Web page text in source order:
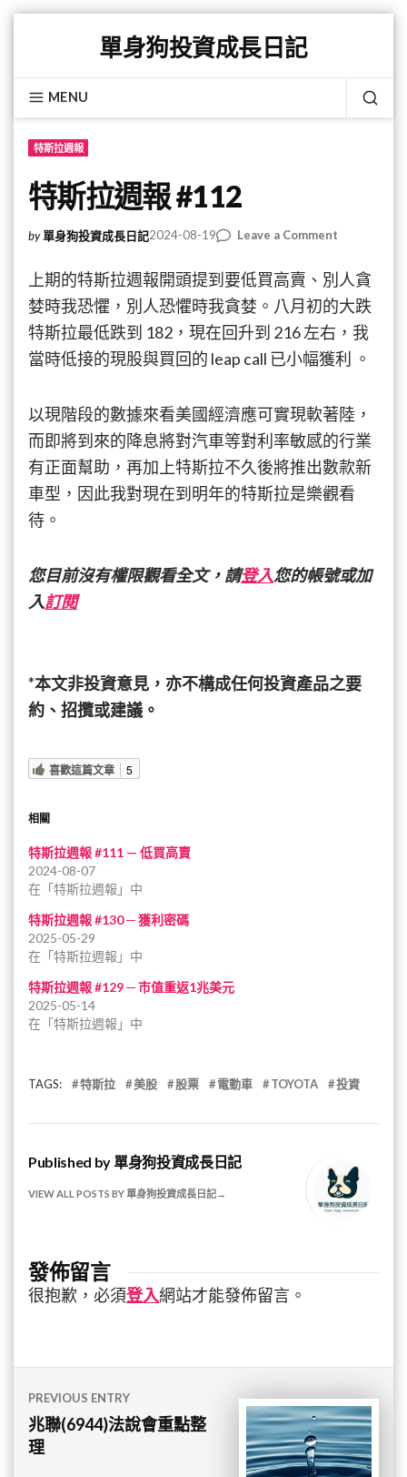
content
單身狗投資成長日記
MENU
特斯拉週報
特斯拉週報 #112
by 單身狗投資成長日記2024-08-19 Leave a Commenton
斯
拉
週
報
#112
上期的特斯拉週報開頭提到要低買高賣、別人貪
婪時我恐懼，別人恐懼時我貪婪。八月初的大跌
特斯拉最低跌到 182，現在回升到 216 左右，我
當時低接的現股與買回的 leap call 已小幅獲利 。
以現階段的數據來看美國經濟應可實現軟著陸，
而即將到來的降息將對汽車等對利率敏感的行業
有正面幫助，再加上特斯拉不久後將推出數款新
車型，因此我對現在到明年的特斯拉是樂觀看
待。
您目前沒有權限觀看全文，請登入您的帳號或加
入訂閱
*本文非投資意見，亦不構成任何投資產品之要
約、招攬或建議。
喜歡這篇文章 5
相關
特斯拉週報 #111 — 低買高賣
2024-08-07
在「特斯拉週報」中
特斯拉週報 #130 ─ 獲利密碼
2025-05-29
在「特斯拉週報」中
特斯拉週報 #129 ─ 市值重返1兆美元
2025-05-14
在「特斯拉週報」中
TAGS: 特斯拉 美股 股票 電動車 TOYOTA 投資
Published by 單身狗投資成長日記
VIEW ALL POSTS BY 單身狗投資成長日記
發佈留言
很抱歉，必須登入網站才能發佈留言。
文
章
導
PREVIOUS ENTRY
兆聯(6944)法說會重點整
理